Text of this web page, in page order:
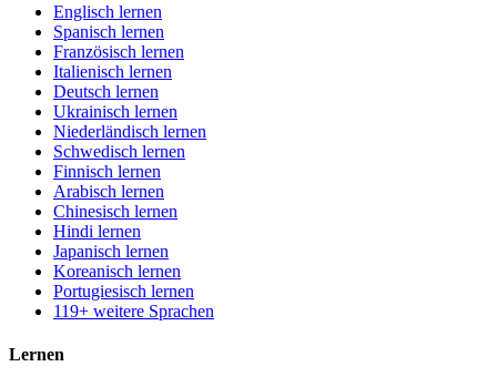
Englisch lernen
Spanisch lernen
Französisch lernen
Italienisch lernen
Deutsch lernen
Ukrainisch lernen
Niederländisch lernen
Schwedisch lernen
Finnisch lernen
Arabisch lernen
Chinesisch lernen
Hindi lernen
Japanisch lernen
Koreanisch lernen
Portugiesisch lernen
119+ weitere Sprachen
Lernen